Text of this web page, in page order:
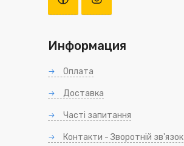
Информация
Оплата
Доставка
Часті запитання
Контакти - Зворотній зв'язок